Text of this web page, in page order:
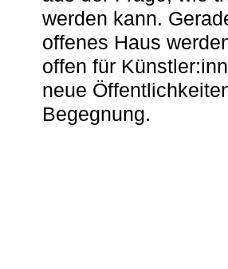
werden kann.
offenes Haus
offen für
neue
Begegnung.